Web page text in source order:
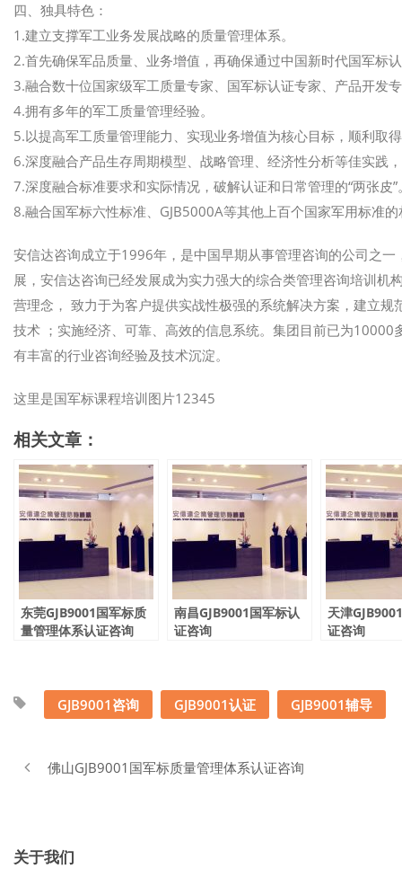
四、独具特色：
1.建立支撑军工业务发展战略的质量管理体系。
2.首先确保军品质量、业务增值，再确保通过中国新时代国军标
3.融合数十位国家级军工质量专家、国军标认证专家、产品开发
4.拥有多年的军工质量管理经验。
5.以提高军工质量管理能力、实现业务增值为核心目标，顺利取
6.深度融合产品生存周期模型、战略管理、经济性分析等佳实践
7.深度融合标准要求和实际情况，破解认证和日常管理的“两张皮”
8.融合国军标六性标准、GJB5000A等其他上百个国家军用标准
安信达咨询成立于1996年，是中国早期从事管理咨询的公司之
展，安信达咨询已经发展成为实力强大的综合类管理咨询培训机
营理念， 致力于为客户提供实战性极强的系统解决方案，建立
技术 ；实施经济、可靠、高效的信息系统。集团目前已为
有丰富的行业咨询经验及技术沉淀。
这里是国军标课程培训图片12345
相关文章：
东莞GJB9001国军标质
量管理体系认证咨询
南昌GJB9001国军标认
证咨询
天津
证咨询
GJB9001咨询 GJB9001认证 GJB9001辅导
佛山GJB9001国军标质量管理体系认证咨询
关于我们